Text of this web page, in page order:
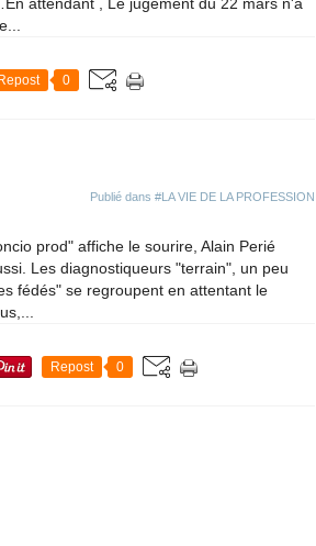
Repost 0
Publié dans #LA VIE DE LA PROFESSION
prod" affiche le sourire, Alain Perié
Les diagnostiqueurs "terrain", un peu
fédés" se regroupent en attentant le
Repost 0